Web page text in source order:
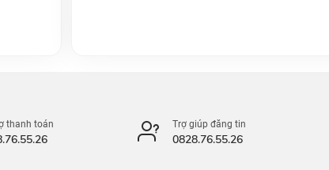
thanh toán Trợ giúp đăng tin
0828.76.55.26